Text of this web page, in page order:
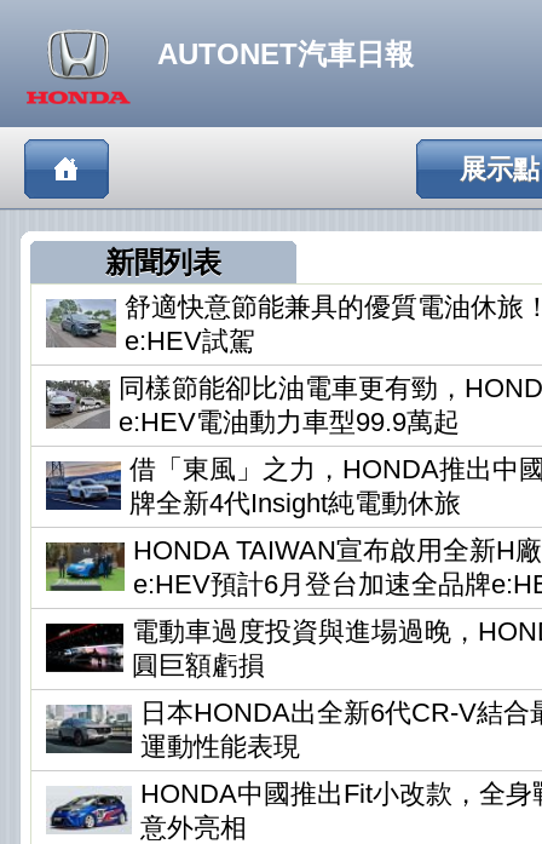
AUTONET汽車日報
展示點
新聞列表
舒適快意節能兼具的優質電油休旅
e:HEV試駕
同樣節能卻比油電車更有勁，
e:HEV電油動力車型99.9萬起
借「東風」之力，HONDA推出中
牌全新4代Insight純電動休旅
HONDA TAIWAN宣布啟用全新H
e:HEV預計6月登台加速全品牌
電動車過度投資與進場過晚，
圓巨額虧損
日本HONDA出全新6代CR-V結合
運動性能表現
HONDA中國推出Fit小改款，全
意外亮相